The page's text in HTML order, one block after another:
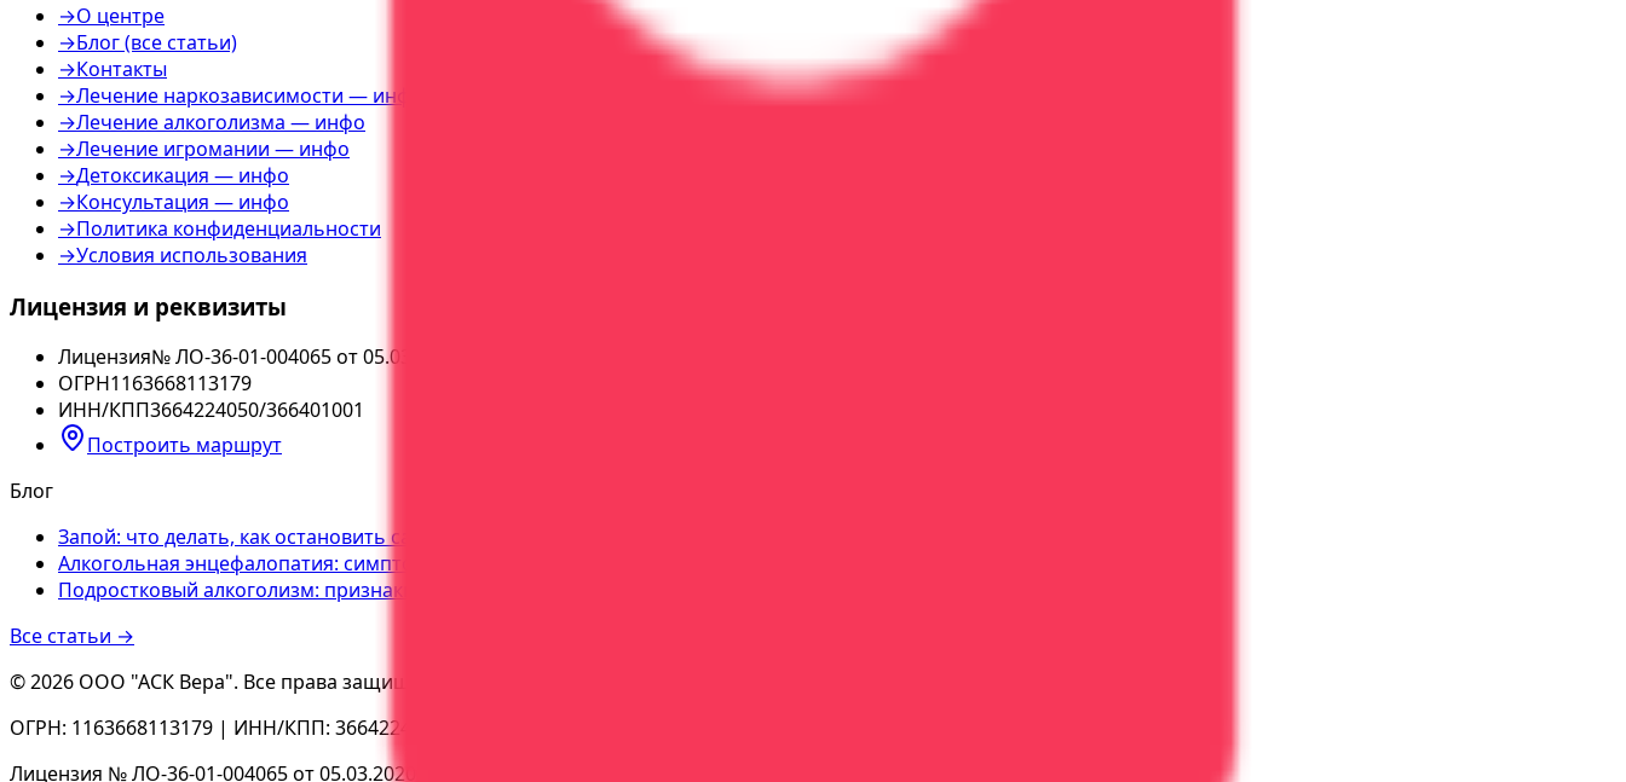
→О центре
→Блог (все статьи)
→Контакты
→Лечение наркозависимости — инфо
→Лечение алкоголизма — инфо
→Лечение игромании — инфо
→Детоксикация — инфо
→Консультация — инфо
→Политика конфиденциальности
→Условия использования
Лицензия и реквизиты
Лицензия№ЛО-36-01-004065 от 05.03.2020
ОГРН1163668113179
ИНН/КПП3664224050/366401001
Построить маршрут
Блог
Запой: что делать, как остановить самостоятельно. Инструкция для родственников
Алкогольная энцефалопатия: симптомы, последствия, лечение. Поражение мозга при алкоголизме
Подростковый алкоголизм: признаки, причины, профилактика. Что делать родителям
Все статьи →
©2026 ООО "АСК Вера". Все права защищены.
ОГРН: 1163668113179 | ИНН/КПП: 3664224050
Лицензия №ЛО-36-01-004065 от 05.03.2020